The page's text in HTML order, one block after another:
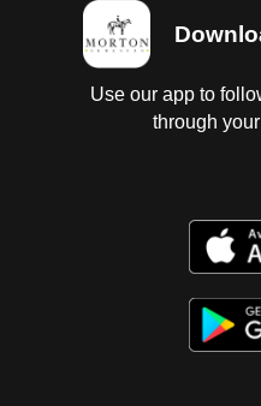
Use our app to
through